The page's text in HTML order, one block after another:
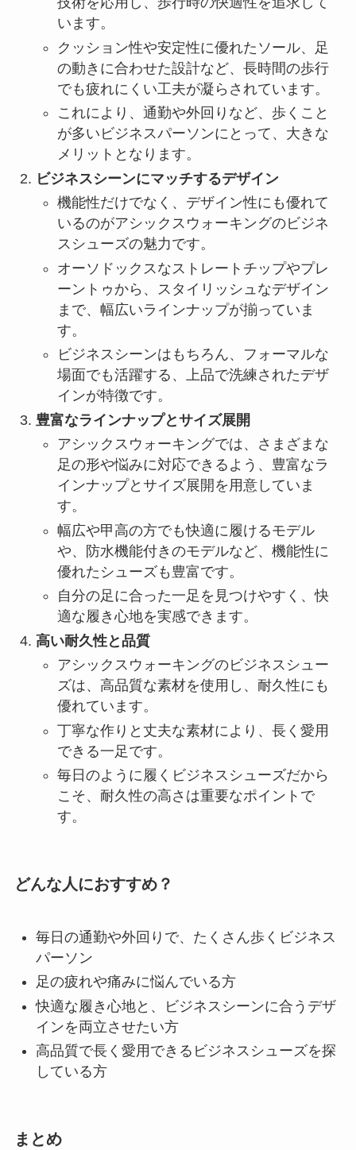
います。
クッション性や安定性に優れたソール、足
の動きに合わせた設計など、長時間の歩行
でも疲れにくい工夫が凝らされています。
これにより、通勤や外回りなど、歩くこと
が多いビジネスパーソンにとって、大きな
メリットとなります。
ビジネスシーンにマッチするデザイン
機能性だけでなく、デザイン性にも優れて
いるのがアシックスウォーキングのビジネ
スシューズの魅力です。
オーソドックスなストレートチップやプレ
ーントゥから、スタイリッシュなデザイン
まで、幅広いラインナップが揃っていま
す。
ビジネスシーンはもちろん、フォーマルな
場面でも活躍する、上品で洗練されたデザ
インが特徴です。
豊富なラインナップとサイズ展開
アシックスウォーキングでは、さまざまな
足の形や悩みに対応できるよう、豊富なラ
インナップとサイズ展開を用意していま
す。
幅広や甲高の方でも快適に履けるモデル
や、防水機能付きのモデルなど、機能性に
優れたシューズも豊富です。
自分の足に合った一足を見つけやすく、快
適な履き心地を実感できます。
高い耐久性と品質
アシックスウォーキングのビジネスシュー
ズは、高品質な素材を使用し、耐久性にも
優れています。
丁寧な作りと丈夫な素材により、長く愛用
できる一足です。
毎日のように履くビジネスシューズだから
こそ、耐久性の高さは重要なポイントで
す。
どんな人におすすめ？
毎日の通勤や外回りで、たくさん歩くビジネス
パーソン
足の疲れや痛みに悩んでいる方
快適な履き心地と、ビジネスシーンに合うデザ
インを両立させたい方
高品質で長く愛用できるビジネスシューズを探
している方
まとめ